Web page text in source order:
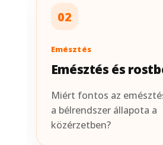
02
Emésztés
Emésztés és
Miért fontos az
a bélrendszer állapota a
közérzetben?